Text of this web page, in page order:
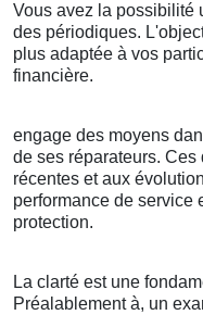
Vous avez la possibilité
des périodiques.
plus adaptée à vos
financière.
engage des moyens
de ses réparateurs.
récentes et aux
performance de service
protection.
La clarté est une
Préalablement à, un